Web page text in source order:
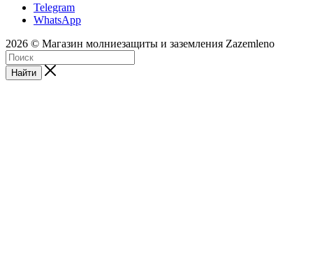
Telegram
WhatsApp
2026 © Магазин молниезащиты и заземления Zazemleno
Найти